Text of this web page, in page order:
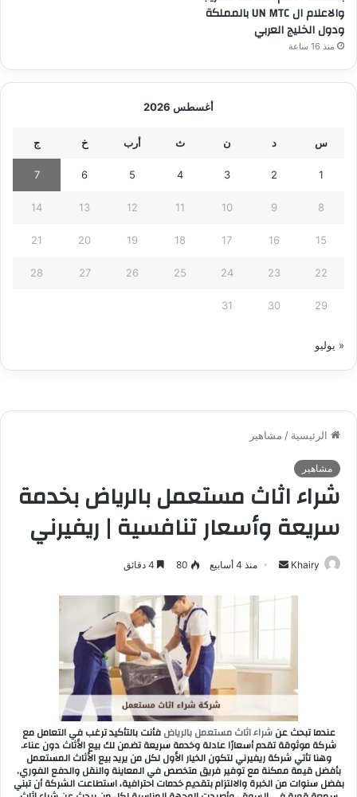
والاعلام ال UN MTC بالمملكة
ودول الخليج العربي
منذ 16 ساعة
أغسطس 2026
س د ن ث أرب خ ج
1
2
3
4
5
6
7
8
9
10
11
12
13
14
15
16
17
18
19
20
21
22
23
24
25
26
27
28
29
30
31
« يوليو